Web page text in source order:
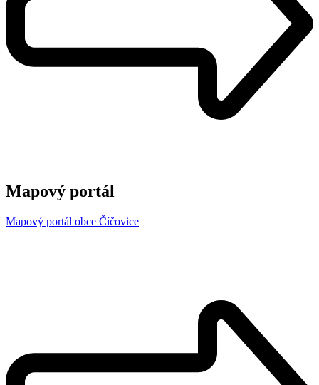
Mapový portál
Mapový portál obce Číčovice